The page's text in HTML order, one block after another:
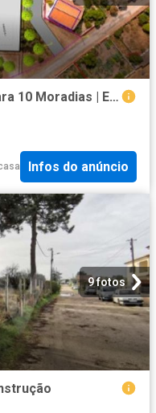
Terreno com PIP Favorável para 10 Moradias | Excelente Oportunidade de Investimento a 20 Minutos de Lisboa
Infos do anúncio
9 fotos